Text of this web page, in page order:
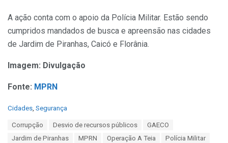
A ação conta com o apoio da Polícia Militar. Estão sendo
cumpridos mandados de busca e apreensão nas cidades
de Jardim de Piranhas, Caicó e Florânia.
Imagem: Divulgação
Fonte: MPRN
C
Cidades Segurança
Corrupção Desvio de recursos públicos
GAECO
Jardim de Piranhas
MPRN Operação A Teia
Polícia Militar